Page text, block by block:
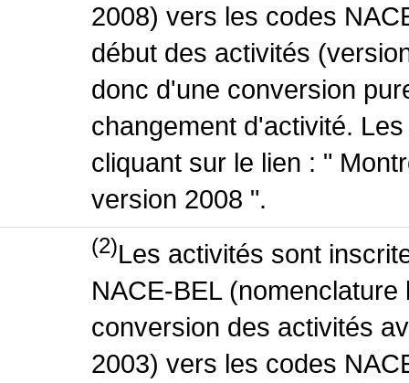
2008) vers les codes
début des activités
donc d'une conversion
changement d'activité.
cliquant sur le lien : "
version 2008 ".
(2)Les activités sont
NACE-BEL
conversion des activités
2003) vers les codes